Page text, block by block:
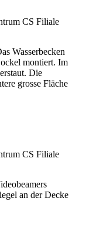
Wasserbecken
montiert. Im
Die
grosse Fläche
an der Decke